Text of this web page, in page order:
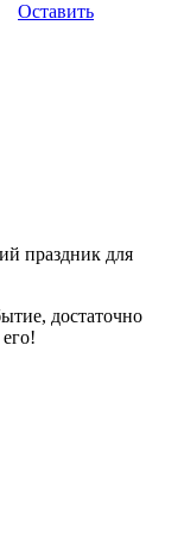
Оставить
праздник для
достаточно